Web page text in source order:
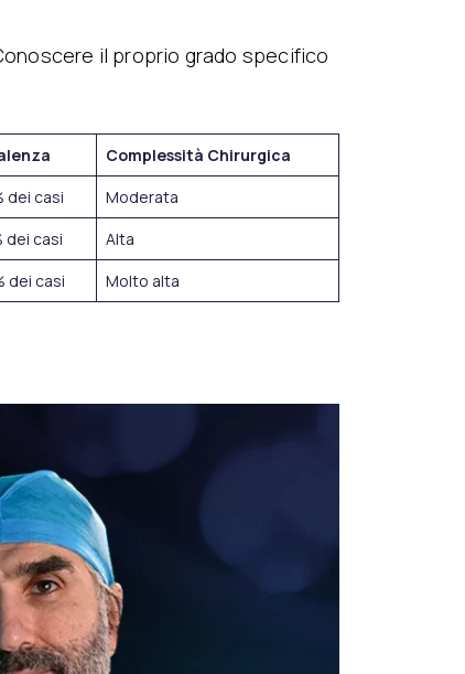
il proprio grado specifico
Complessità Chirurgica
dei casi
Moderata
dei casi
Alta
dei casi Molto alta